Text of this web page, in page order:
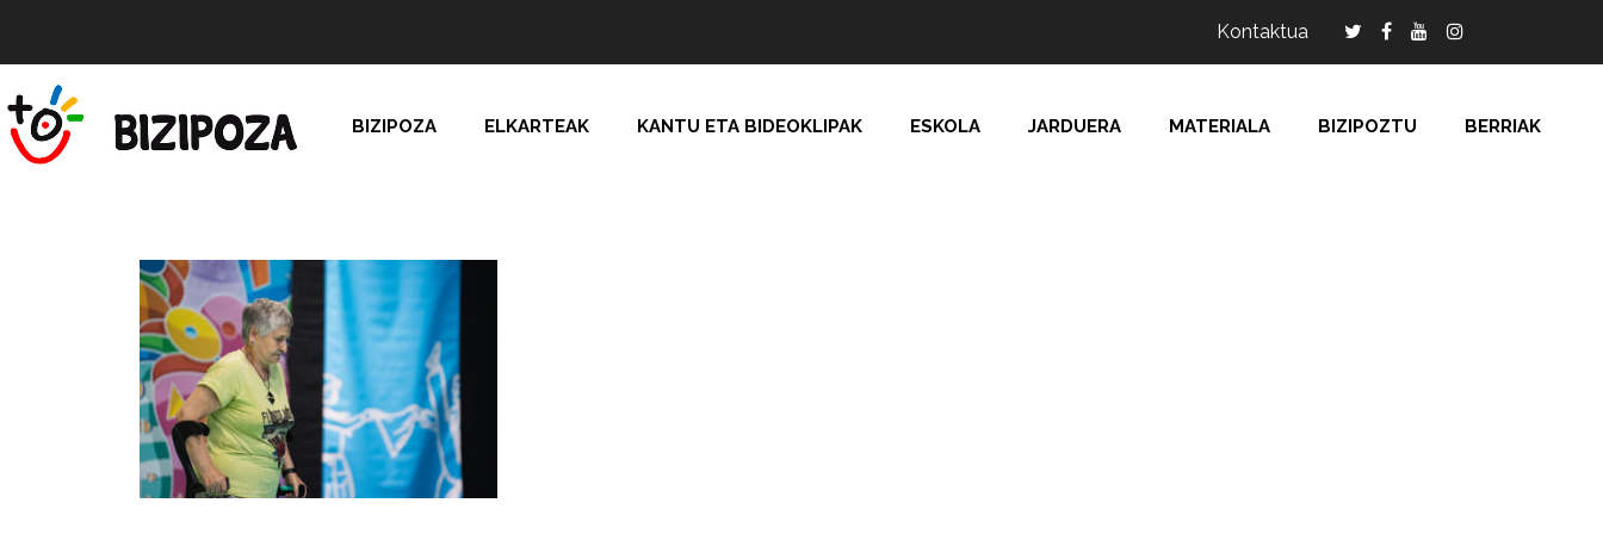
Kontaktua
BIZIPOZA ELKARTEAK KANTU ETA BIDEOKLIPAK ESKOLA JARDUERA MATERIALA BIZIPOZTU BERRIAK